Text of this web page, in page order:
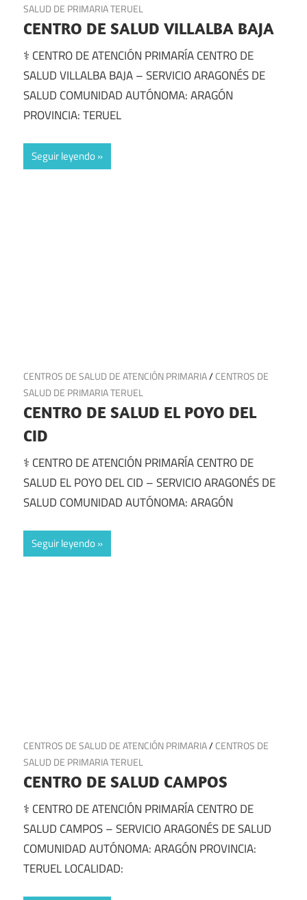
SALUD DE PRIMARIA TERUEL
CENTRO DE SALUD VILLALBA BAJA
⚕️ CENTRO DE ATENCIÓN PRIMARÍA CENTRO DE
SALUD VILLALBA BAJA – SERVICIO ARAGONÉS DE
SALUD COMUNIDAD AUTÓNOMA: ARAGÓN
PROVINCIA: TERUEL
Seguir leyendo
27 de junio de 2025
CENTROS DE SALUD DE ATENCIÓN PRIMARIA/CENTROS DE
SALUD DE PRIMARIA TERUEL
CENTRO DE SALUD EL POYO DEL
CID
⚕️ CENTRO DE ATENCIÓN PRIMARÍA CENTRO DE
SALUD EL POYO DEL CID – SERVICIO ARAGONÉS DE
SALUD COMUNIDAD AUTÓNOMA: ARAGÓN
Seguir leyendo
26 de junio de 2025
CENTROS DE SALUD DE ATENCIÓN PRIMARIA/CENTROS DE
SALUD DE PRIMARIA TERUEL
CENTRO DE SALUD CAMPOS
⚕️ CENTRO DE ATENCIÓN PRIMARÍA CENTRO DE
SALUD CAMPOS – SERVICIO ARAGONÉS DE SALUD
COMUNIDAD AUTÓNOMA: ARAGÓN PROVINCIA:
TERUEL LOCALIDAD: